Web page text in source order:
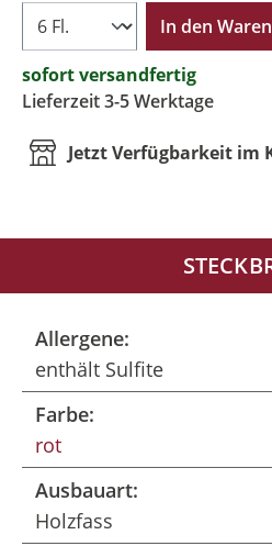
In den
sofort versandfertig
Lieferzeit 3-5 Werktage
Jetzt Verfügbarkeit im
Allergene:
enthält Sulfite
Farbe:
rot
Ausbauart:
Holzfass